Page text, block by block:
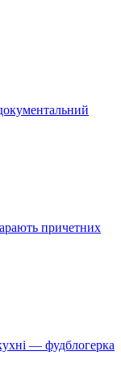
причетних
— фудблогерка